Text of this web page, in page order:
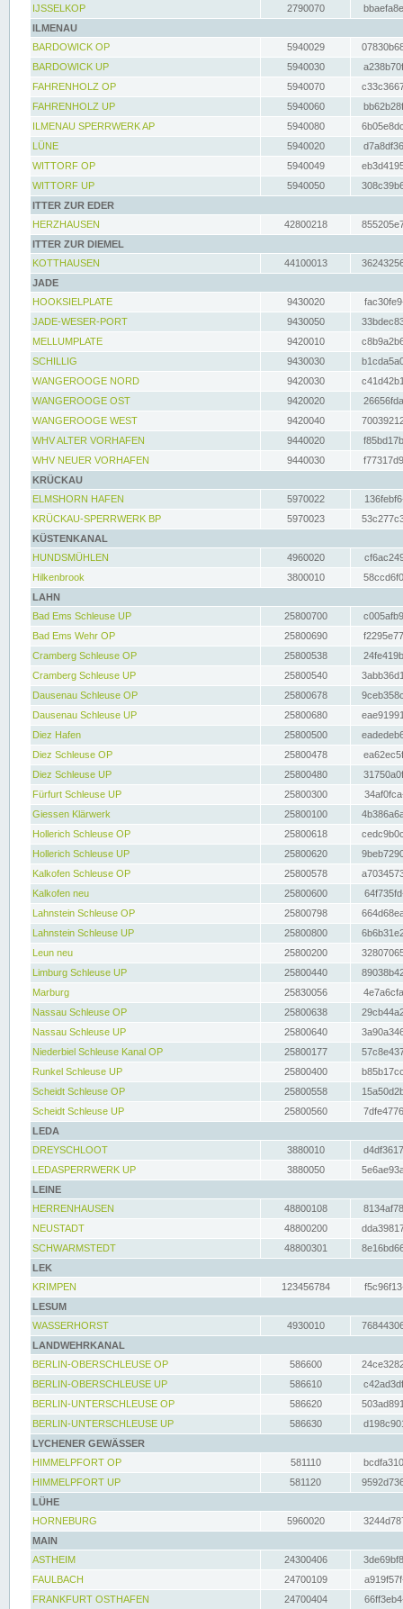
IJSSELKOP
2790070
ILMENAU
BARDOWICK OP
5940029
BARDOWICK UP
5940030
FAHRENHOLZ OP
5940070
FAHRENHOLZ UP
5940060
ILMENAU SPERRWERK AP
5940080
LÜNE
5940020
WITTORF OP
5940049
WITTORF UP
5940050
ITTER ZUR EDER
HERZHAUSEN
42800218
ITTER ZUR DIEMEL
KOTTHAUSEN
44100013
JADE
HOOKSIELPLATE
9430020
JADE-WESER-PORT
9430050
MELLUMPLATE
9420010
SCHILLIG
9430030
WANGEROOGE NORD
9420030
WANGEROOGE OST
9420020
WANGEROOGE WEST
9420040
WHV ALTER VORHAFEN
9440020
WHV NEUER VORHAFEN
9440030
KRÜCKAU
ELMSHORN HAFEN
5970022
KRÜCKAU-SPERRWERK BP
5970023
KÜSTENKANAL
HUNDSMÜHLEN
4960020
Hilkenbrook
3800010
LAHN
Bad Ems Schleuse UP
25800700
Bad Ems Wehr OP
25800690
Cramberg Schleuse OP
25800538
Cramberg Schleuse UP
25800540
Dausenau Schleuse OP
25800678
Dausenau Schleuse UP
25800680
Diez Hafen
25800500
Diez Schleuse OP
25800478
Diez Schleuse UP
25800480
Fürfurt Schleuse UP
25800300
Giessen Klärwerk
25800100
Hollerich Schleuse OP
25800618
Hollerich Schleuse UP
25800620
Kalkofen Schleuse OP
25800578
Kalkofen neu
25800600
Lahnstein Schleuse OP
25800798
Lahnstein Schleuse UP
25800800
Leun neu
25800200
Limburg Schleuse UP
25800440
Marburg
25830056
Nassau Schleuse OP
25800638
Nassau Schleuse UP
25800640
Niederbiel Schleuse Kanal OP
25800177
Runkel Schleuse UP
25800400
Scheidt Schleuse OP
25800558
Scheidt Schleuse UP
25800560
LEDA
DREYSCHLOOT
3880010
LEDASPERRWERK UP
3880050
LEINE
HERRENHAUSEN
48800108
NEUSTADT
48800200
SCHWARMSTEDT
48800301
LEK
KRIMPEN
123456784
LESUM
WASSERHORST
4930010
LANDWEHRKANAL
BERLIN-OBERSCHLEUSE OP
586600
BERLIN-OBERSCHLEUSE UP
586610
BERLIN-UNTERSCHLEUSE OP
586620
BERLIN-UNTERSCHLEUSE UP
586630
LYCHENER GEWÄSSER
HIMMELPFORT OP
581110
HIMMELPFORT UP
581120
LÜHE
HORNEBURG
5960020
MAIN
ASTHEIM
24300406
FAULBACH
24700109
FRANKFURT OSTHAFEN
24700404